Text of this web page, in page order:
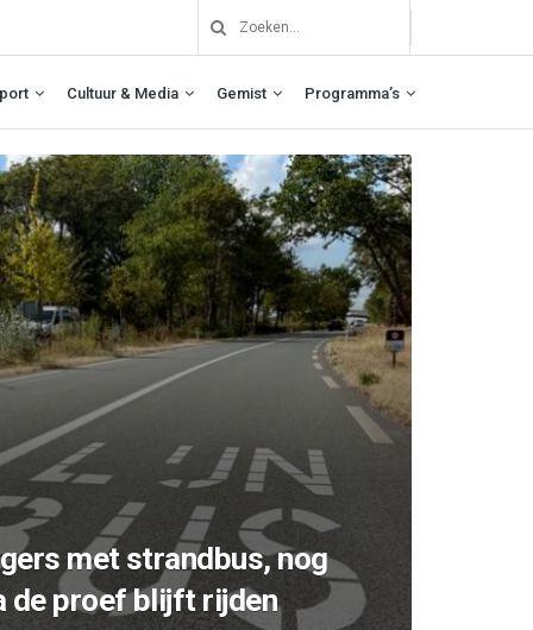
Cultuur & Media Gemist Programma’s
met strandbus, nog
de proef blijft rijden